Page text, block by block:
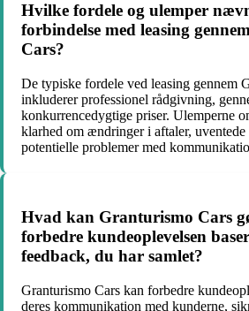
Hvilke fordele og ulemper
forbindelse med leasing
Cars?
De typiske fordele ved leasing gennem
inkluderer professionel rådgivning,
konkurrencedygtige priser. Ulemperne
klarhed om ændringer i aftaler,
potentielle problemer med
Hvad kan Granturismo Cars
forbedre kundeoplevelsen
feedback, du har samlet?
Granturismo Cars kan forbedre
deres kommunikation med kunderne,